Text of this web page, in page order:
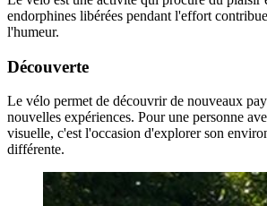
endorphines libérées pendant l'effort
l'humeur.
Découverte
Le vélo permet de découvrir de nouveaux
nouvelles expériences. Pour une personne
visuelle, c'est l'occasion d'explorer son
différente.